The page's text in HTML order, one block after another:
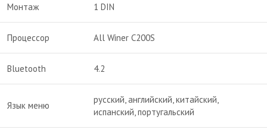
Монтаж 1 DIN
Процессор All Winer C200S
Bluetooth 4.2
Язык меню
русский, английский, китайский,
испанский, португальский